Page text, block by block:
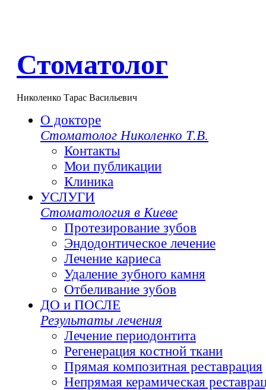
Стоматолог
Николенко Тарас Васильевич
О докторе
Стоматолог Николенко Т.В.
Контакты
Мои публикации
Клиника
УСЛУГИ
Стоматология в Киеве
Протезирование зубов
Эндодонтическое лечение
Лечение кариеса
Удаление зубного камня
Отбеливание зубов
ДО и ПОСЛЕ
Результаты лечения
Лечение периодонтита
Регенерация костной ткани
Прямая композитная реставрация
Непрямая керамическая